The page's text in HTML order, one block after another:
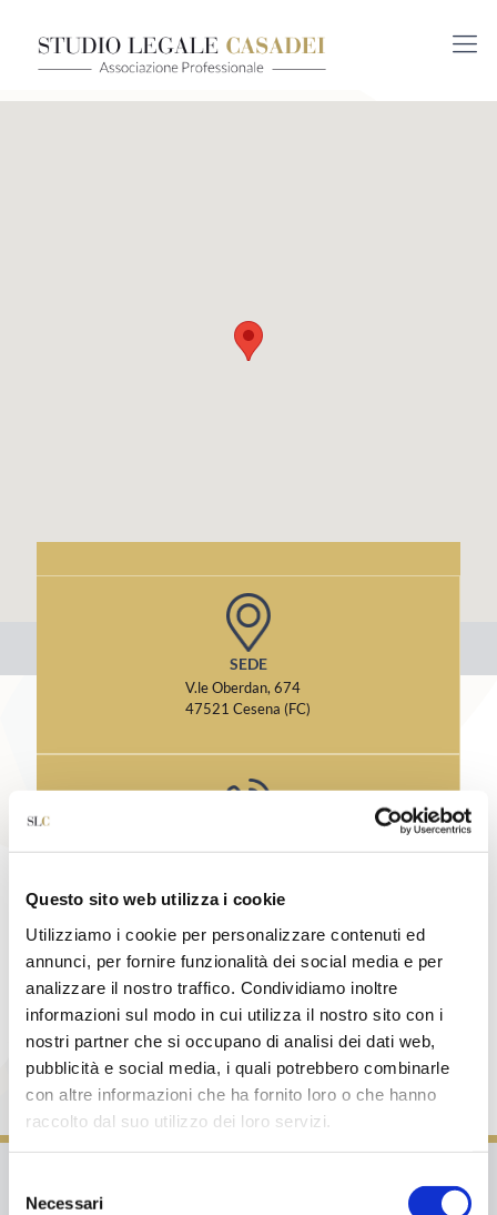
Questo sito web utilizza i cookie
Utilizziamo i cookie per personalizzare contenuti ed
annunci, per fornire funzionalità dei social media e per
analizzare il nostro traffico. Condividiamo inoltre
informazioni sul modo in cui utilizza il nostro sito con i
nostri partner che si occupano di analisi dei dati web,
pubblicità e social media, i quali potrebbero combinarle
con altre informazioni che ha fornito loro o che hanno
raccolto dal suo utilizzo dei loro servizi.
delNecessari
SEDE
V.le Oberdan, 674
47521 Cesena (FC)
INDIRIZZO MAIL
info@studiolegalecasadei.it